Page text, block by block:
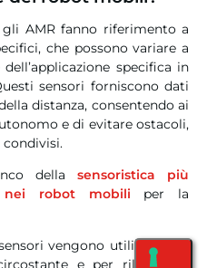
AMR fanno riferimento a
che possono variare a
specifica in
sensori forniscono dati
distanza, consentendo ai
e di evitare ostacoli,
dellasensoristica più
nei robot mobili per la
vengono utilizzati per
e per rilevare la